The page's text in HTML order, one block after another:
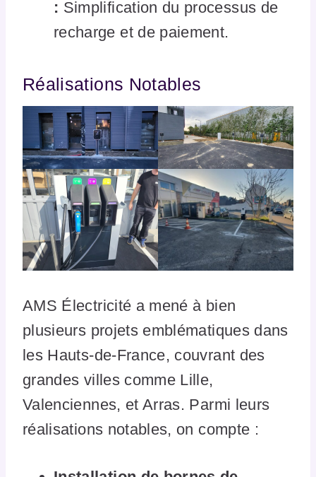
: Simplification du processus de
recharge et de paiement.
Réalisations Notables
AMS Électricité a mené à bien
plusieurs projets emblématiques dans
les Hauts-de-France, couvrant des
grandes villes comme Lille,
Valenciennes, et Arras. Parmi leurs
réalisations notables, on compte :